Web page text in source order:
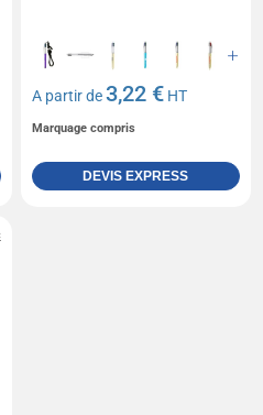
A partir de3,22 € HT
Marquage compris
DEVIS EXPRESS